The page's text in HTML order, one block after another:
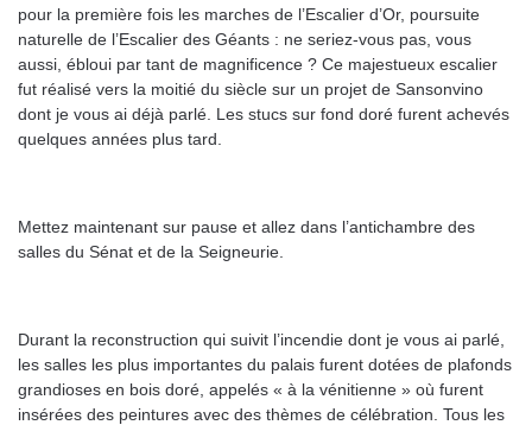
pour la première fois les marches de l’Escalier d’Or, poursuite
naturelle de l’Escalier des Géants : ne seriez-vous pas, vous
aussi, ébloui par tant de magnificence ? Ce majestueux escalier
fut réalisé vers la moitié du siècle sur un projet de Sansonvino
dont je vous ai déjà parlé. Les stucs sur fond doré furent achevés
quelques années plus tard.
Mettez maintenant sur pause et allez dans l’antichambre des
salles du Sénat et de la Seigneurie.
Durant la reconstruction qui suivit l’incendie dont je vous ai parlé,
les salles les plus importantes du palais furent dotées de plafonds
grandioses en bois doré, appelés « à la vénitienne » où furent
insérées des peintures avec des thèmes de célébration. Tous les